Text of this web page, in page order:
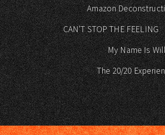
Amazon
CAN’T STOP THE FEELING
My Name Is
The 20/20